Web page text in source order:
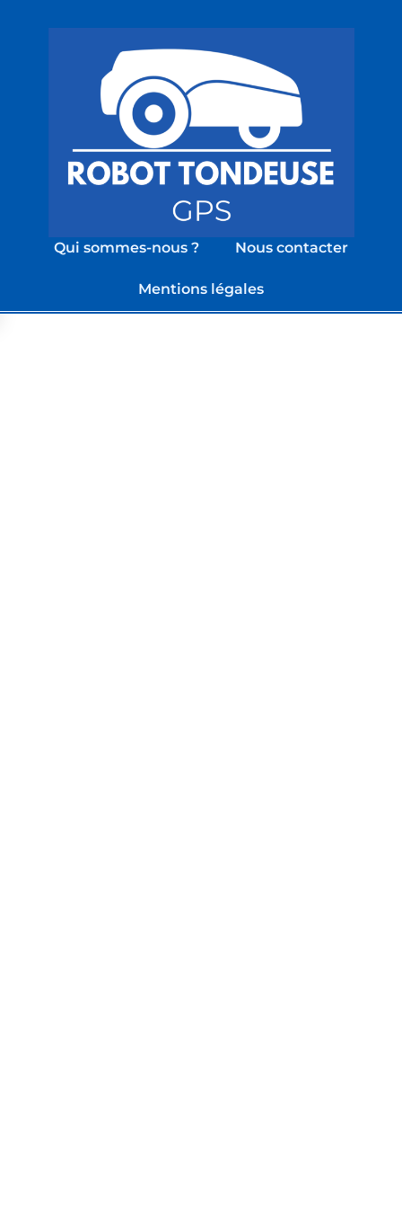
Qui sommes-nous ? Nous contacter
Mentions légales